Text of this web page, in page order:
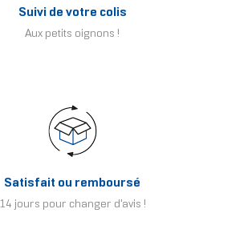
Suivi de votre colis
Aux petits oignons !
Satisfait ou remboursé
14 jours pour changer d'avis !